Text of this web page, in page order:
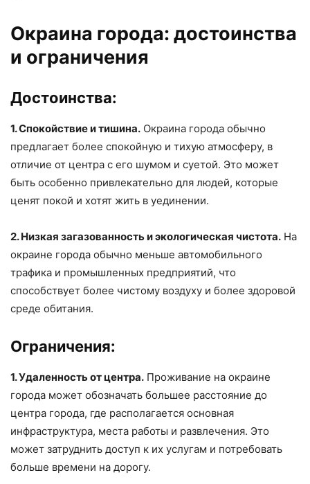
Окраина города: достоинства
и ограничения
Достоинства:
1. Спокойствие и тишина. Окраина города обычно
предлагает более спокойную и тихую атмосферу, в
отличие от центра с его шумом и суетой. Это может
быть особенно привлекательно для людей, которые
ценят покой и хотят жить в уединении.
2. Низкая загазованность и экологическая чистота. На
окраине города обычно меньше автомобильного
трафика и промышленных предприятий, что
способствует более чистому воздуху и более здоровой
среде обитания.
Ограничения:
1. Удаленность от центра. Проживание на окраине
города может обозначать большее расстояние до
центра города, где располагается основная
инфраструктура, места работы и развлечения. Это
может затруднить доступ к их услугам и потребовать
больше времени на дорогу.